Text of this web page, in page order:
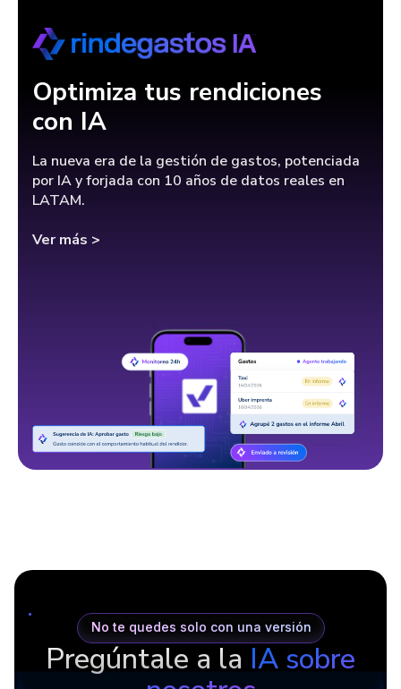
Optimiza tus rendiciones
con IA
La nueva era de la gestión de gastos, potenciada
por IA y forjada con 10 años de datos reales en
LATAM.
Ver más >
No te quedes solo con una versión
Pregúntale a la IA sobre